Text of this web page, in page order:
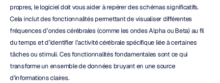
propres, le logiciel doit vous aider à repérer des schémas significatifs.
Cela inclut des fonctionnalités permettant de visualiser différentes
fréquences d’ondes cérébrales (comme les ondes Alpha ou Beta) au fil
du temps et d’identifier l’activité cérébrale spécifique liée à certaines
tâches ou stimuli. Ces fonctionnalités fondamentales sont ce qui
transforme un ensemble de données bruyant en une source
d'informations claires.